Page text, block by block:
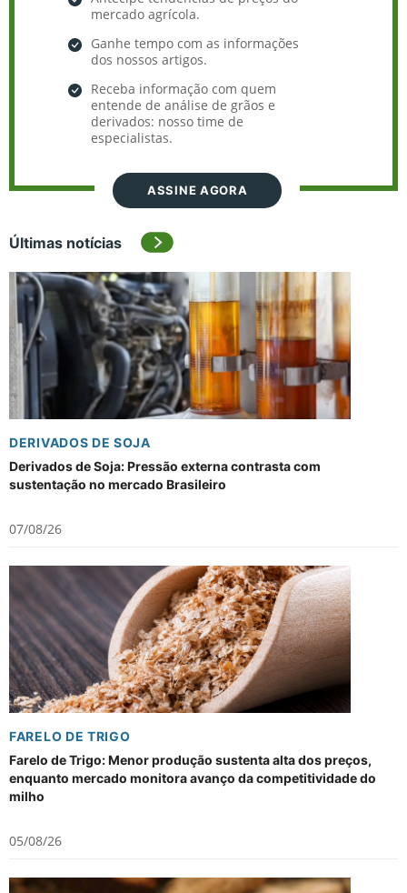
mercado agrícola.
Ganhe tempo com as informações
dos nossos artigos.
Receba informação com quem
entende de análise de grãos e
derivados: nosso time de
especialistas.
ASSINE AGORA
Últimas notícias
DERIVADOS DE SOJA
Derivados de Soja: Pressão externa contrasta com
sustentação no mercado Brasileiro
07/08/26
FARELO DE TRIGO
Farelo de Trigo: Menor produção sustenta alta dos preços,
enquanto mercado monitora avanço da competitividade do
milho
05/08/26